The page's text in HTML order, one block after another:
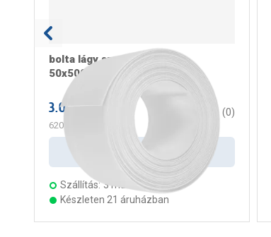
bolta lágy szegélyléc
50x5000x15mm, pvc, fehér
3.099 Ft
620 Ft
0 (0)
Kosárba
Szállítás: 3 munkanap
Készleten 21 áruházban